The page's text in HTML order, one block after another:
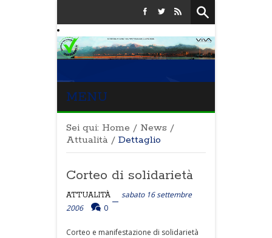
MENU
Sei qui: Home / News /
Attualità / Dettaglio
Corteo di solidarietà
ATTUALITÀ
sabato 16 settembre
2006
0
Corteo e manifestazione di solidarietà